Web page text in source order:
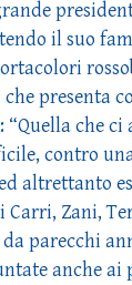
il suo
presenta
che ci
contro
altrettanto
Zani,
parecchi
anche ai